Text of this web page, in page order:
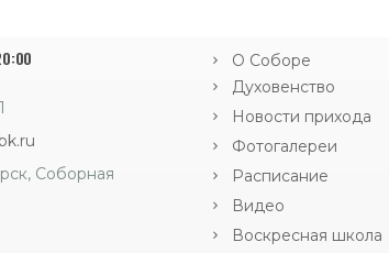
Соборная
О Соборе
Духовенство
Новости прихода
Фотогалереи
Расписание
Видео
Воскресная школа